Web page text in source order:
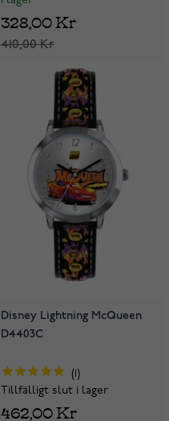
410,00 Kr
328,00 Kr
Disney Lightning McQueen
D4403C
Tillfälligt slut i lager
462,00 Kr